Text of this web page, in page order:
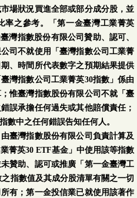
場狀況買進全部或部分成分股，並
率之參考。「第一金臺灣工業菁英
灣指數股份有限公司贊助、認可、
司不就使用「臺灣指數公司工業菁
、時間所代表數字之預期結果提供
灣指數公司工業菁英30指數」係由
惟臺灣指數股份有限公司不就「臺
誤承擔任何過失或其他賠償責任；
數中之任何錯誤告知任何人。
臺灣指數股份有限公司負責計算及
菁英30 ETF基金」中使用該等指數
贊助、認可或推廣「第一金臺灣工
指數值及其成分股清單有關之一切
有；第一金投信業已就使用該著作